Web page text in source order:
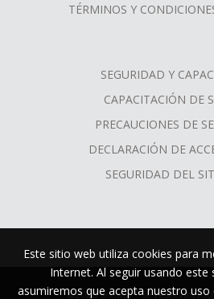
TÉRMINOS Y
SEGURIDAD Y
CAPACITACIÓN DE
PRECAUCIONES DE
DECLARACIÓN DE
SEGURIDAD DEL
©2026 Skyjack™ Se reservan
Este sitio web utiliza cookies para
Internet. Al seguir usando este
asumiremos que acepta nuestro